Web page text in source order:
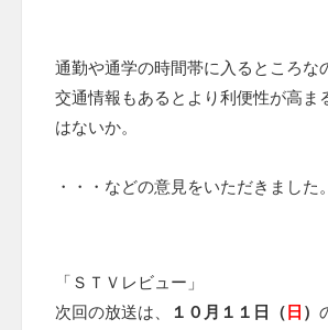
通勤や通学の時間帯に入るところな
交通情報もあるとより利便性が高ま
はないか。
・・・などの意見をいただきました。
「ＳＴＶレビュー」
次回の放送は、
１０月１１日（ 日 ）